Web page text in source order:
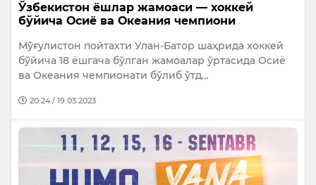
Ўзбекистон ёшлар жамоаси — хоккей
бўйича Осиё ва Океания чемпиони
Мўғулистон пойтахти Улан-Батор шаҳрида хоккей
бўйича 18 ёшгача бўлган жамоалар ўртасида Осиё
ва Океания чемпионати бўлиб ўтд…
20:24 / 19.03.2023